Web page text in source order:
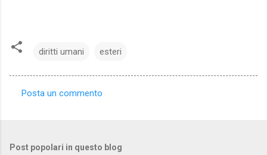
diritti umani esteri
Posta un commento
Post popolari in questo blog